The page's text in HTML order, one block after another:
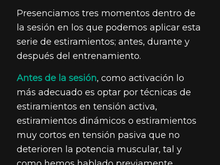
Presenciamos tres momentos dentro de
la sesión en los que podemos aplicar esta
serie de estiramientos; antes, durante y
después del entrenamiento.
Antes de la sesión, como activación lo
más adecuado es optar por técnicas de
estiramientos en tensión activa,
estiramientos dinámicos o estiramientos
muy cortos en tensión pasiva que no
deterioren la potencia muscular, tal y